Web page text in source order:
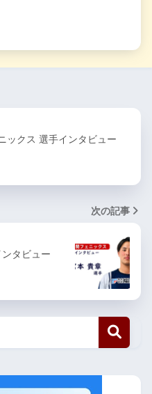
ックス 選手インタビュー
次の記事
ンタビュー